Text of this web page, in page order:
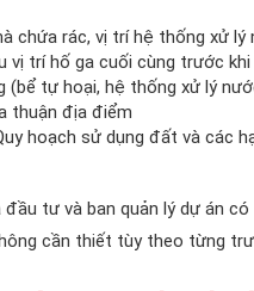
chứa rác, vị trí hệ thống xử lý
trí hố ga cuối cùng trước
(bể tự hoại, hệ thống xử lý
thuận địa điểm
hoạch sử dụng đất và các
tư và ban quản lý dự án
cần thiết tùy theo từng